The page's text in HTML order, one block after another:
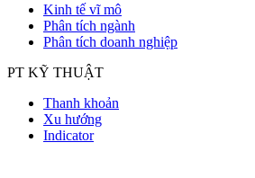
Kinh tế vĩ mô
Phân tích ngành
Phân tích doanh nghiệp
PT KỸ THUẬT
Thanh khoản
Xu hướng
Indicator